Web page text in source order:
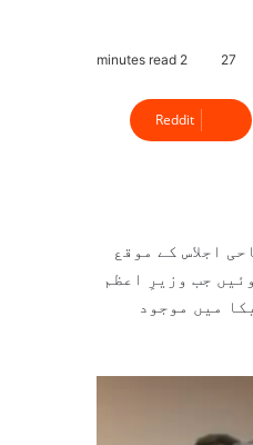
27
Reddit
اجلاس کے موقع
جب وزیرِ اعظم
میں موجود